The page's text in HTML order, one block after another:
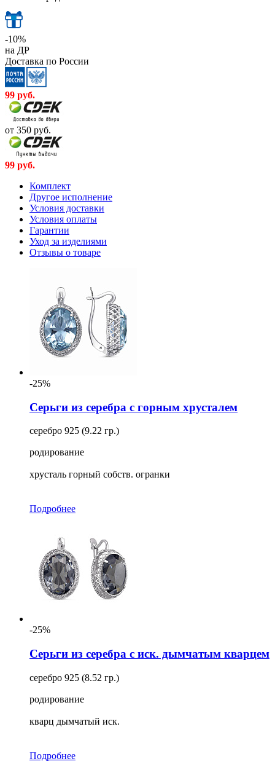
-10%
на ДР
Доставка по России
99 руб.
от 350 руб.
99 руб.
Комплект
Другое исполнение
Условия доставки
Условия оплаты
Гарантии
Уход за изделиями
Отзывы о товаре
-25%
Серьги из серебра с горным хрусталем
серебро 925 (9.22 гр.)
родирование
хрусталь горный собств. огранки
Подробнее
-25%
Серьги из серебра с иск. дымчатым кварцем
серебро 925 (8.52 гр.)
родирование
кварц дымчатый иск.
Подробнее